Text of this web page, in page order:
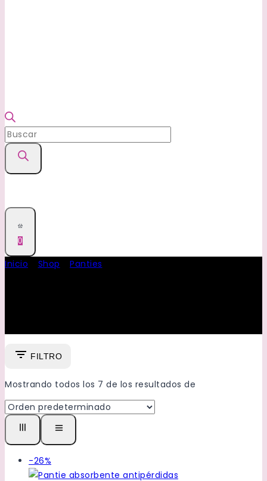
Búsqueda
de
productos
0
Inicio Shop Panties
FILTRO
Mostrando todos los 7 de los resultados de
-26%
de